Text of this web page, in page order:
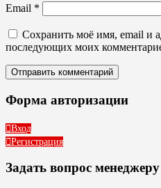
Email *
Сохранить моё имя, email и
последующих моих
Форма авторизации
Вход
Регистрация
Задать вопрос менеджеру